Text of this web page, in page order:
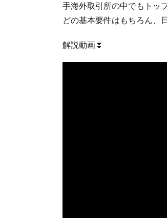
手海外取引所の中でもトッ
どの基本要件はもちろん、
解説動画⏬